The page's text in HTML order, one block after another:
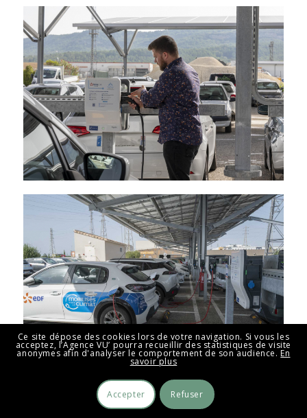
Ce site dépose des cookies lors de votre navigation. Si vous les
acceptez, l’Agence VU’ pourra recueillir des statistiques de visite
anonymes afin d'analyser le comportement de son audience.En
savoir plus
Accepter Refuser